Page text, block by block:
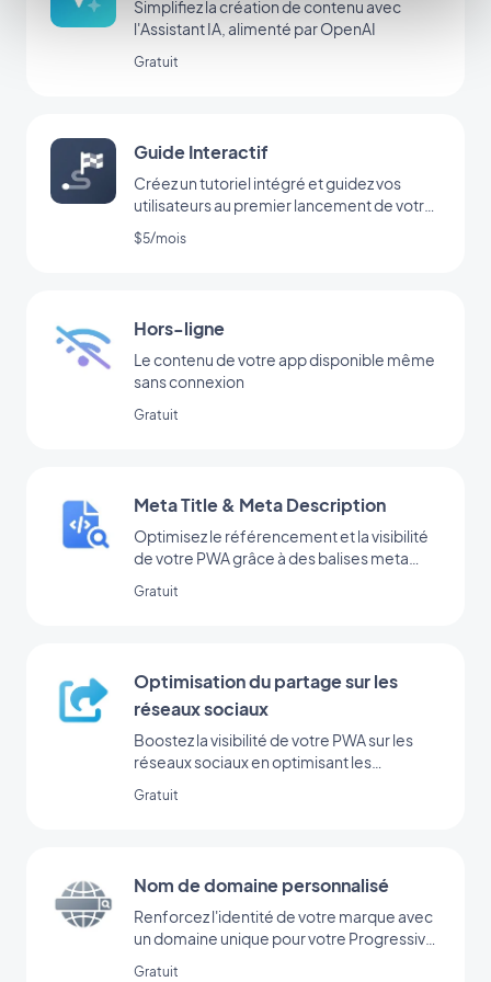
Simplifiez la création de contenu avec
l'Assistant IA, alimenté par OpenAI
Gratuit
Guide Interactif
Créez un tutoriel intégré et guidez vos
utilisateurs au premier lancement de votre
app
$5/mois
Hors-ligne
Le contenu de votre app disponible même
sans connexion
Gratuit
Meta Title & Meta Description
Optimisez le référencement et la visibilité
de votre PWA grâce à des balises meta
Gratuit
Optimisation du partage sur les
réseaux sociaux
Boostez la visibilité de votre PWA sur les
réseaux sociaux en optimisant les
Gratuit
Nom de domaine personnalisé
Renforcez l'identité de votre marque avec
un domaine unique pour votre Progressive
Gratuit